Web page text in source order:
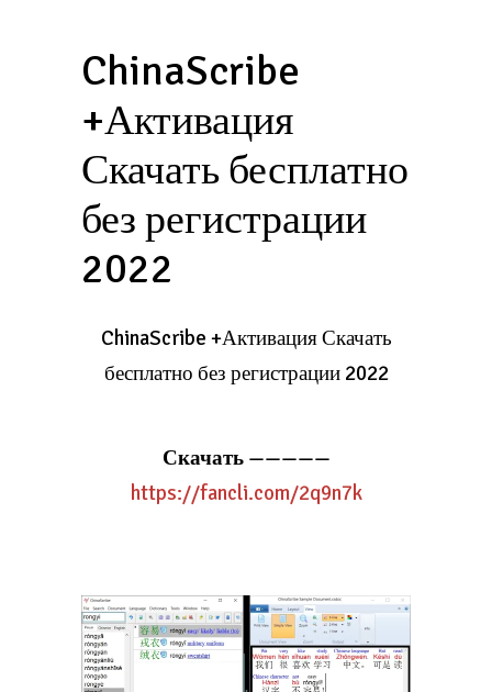
ChinaScribe
+Активация
Скачать бесплатно
без регистрации
2022
ChinaScribe +Активация Скачать
бесплатно без регистрации 2022
Скачать—————
https://fancli.com/2q9n7k